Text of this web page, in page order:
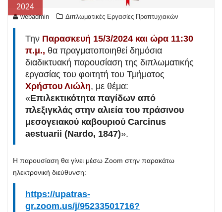
2024
webadmin Διπλωματικές Εργασίες Προπτυχιακών
Την Παρασκευή 15/3/2024 και ώρα 11:30
π.μ., θα πραγματοποιηθεί δημόσια
διαδικτυακή παρουσίαση της διπλωματικής
εργασίας του φοιτητή του Τμήματος
Χρήστου Λιώλη, με θέμα:
«Επιλεκτικότητα παγίδων από
πλεξιγκλάς στην αλιεία του πράσινου
μεσογειακού καβουριού Carcinus
aestuarii (Nardo, 1847)».
Η παρουσίαση θα γίνει μέσω Zoom στην παρακάτω
ηλεκτρονική διεύθυνση:
https://upatras-
gr.zoom.us/j/95233501716?